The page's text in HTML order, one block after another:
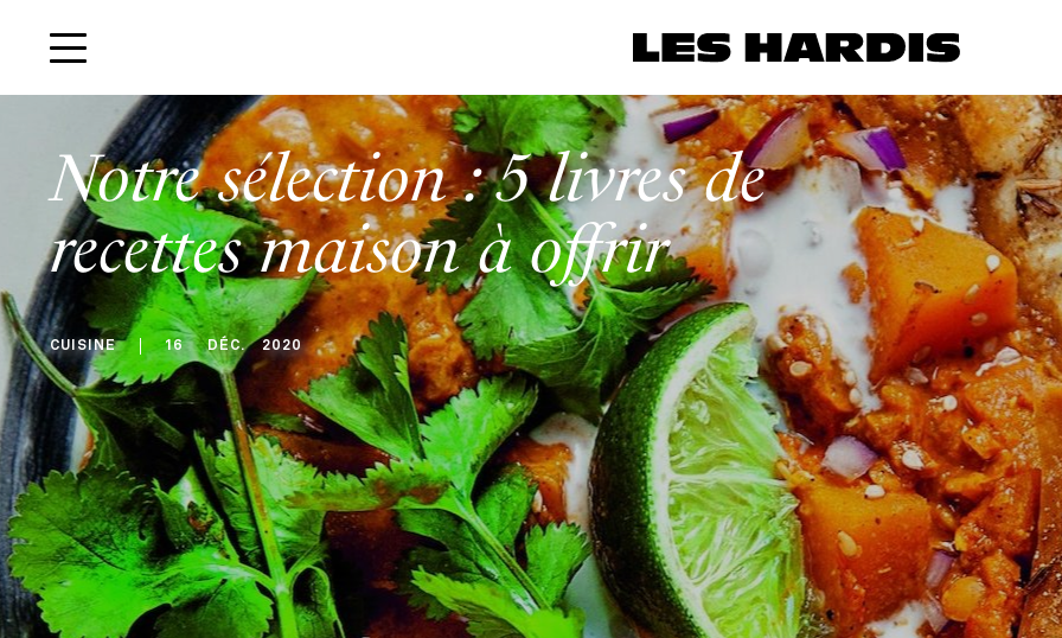
Notre sélection : 5 livres de
recettes maison à offrir
CUISINE 16 DÉC. 2020